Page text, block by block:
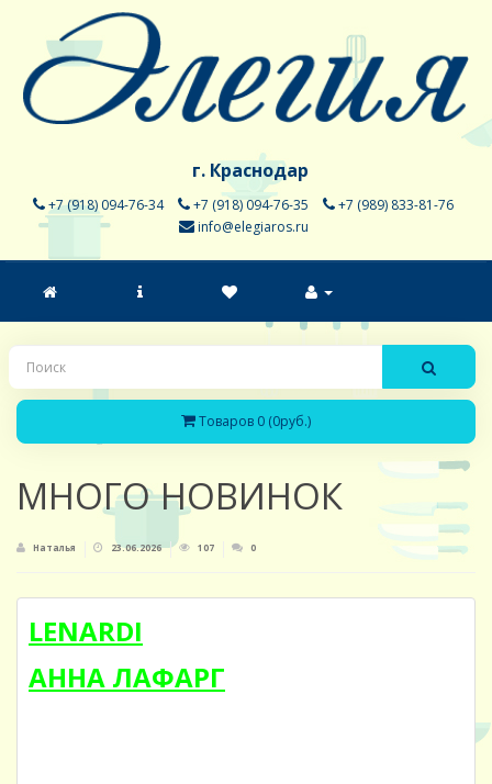
г. Краснодар
+7 (918) 094-76-34 +7 (918) 094-76-35
+7 (989) 833-81-76
info@elegiaros.ru
Товаров 0 (0руб.)
МНОГО НОВИНОК
Наталья 23.06.2026 107 0
LENARDI
АННА ЛАФАРГ